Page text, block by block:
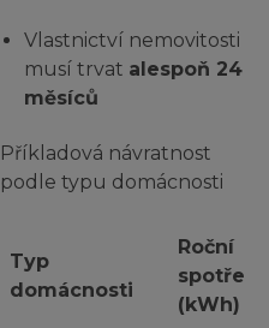
Vlastnictví nemovitosti
musí trvat alespoň 24
měsíců
Příkladová návratnost
podle typu domácnosti
Typ
domácnosti
Roční
spotřeba
(kWh)